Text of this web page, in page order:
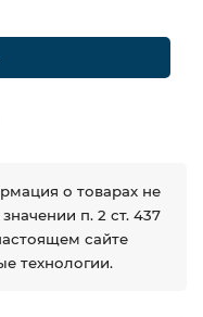
о товарах не
п. 2 ст. 437
сайте
технологии.